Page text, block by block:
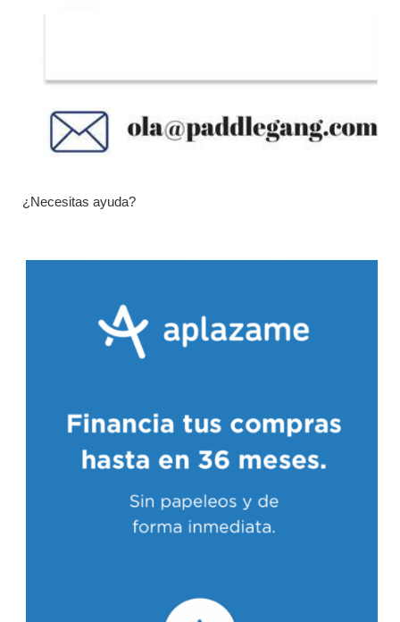
¿Necesitas ayuda?